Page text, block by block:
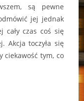
są pewne
jej jednak
czas coś się
Akcja toczyła się
ciekawość tym, co